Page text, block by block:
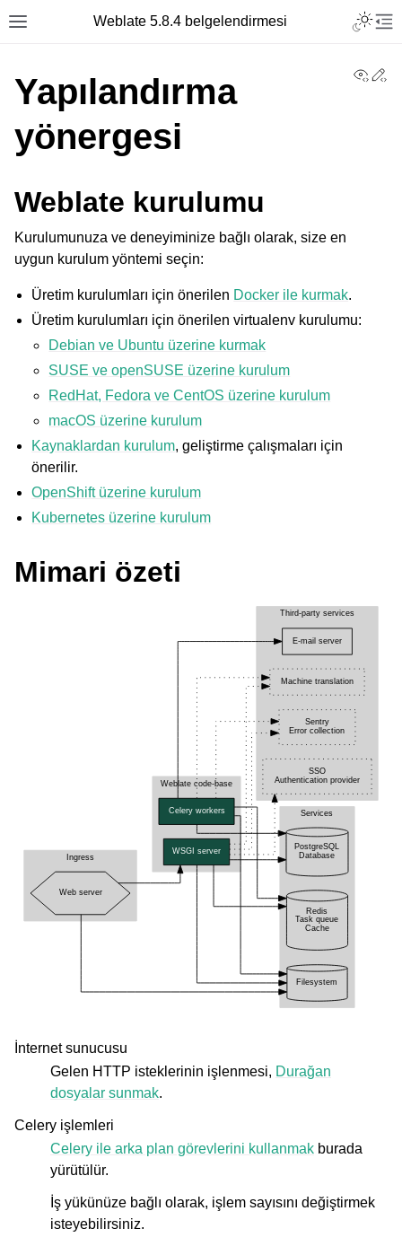
Toggle site navigation sidebar
Weblate 5.8.4 belgelendirmesi Toggle
navigation of Desteklenen dosya biçimleri
navigation of Yapılandırma yönergesi
Yapılandırma
yönergesi
Weblate kurulumu
Kurulumunuza ve deneyiminize bağlı olarak, size en
uygun kurulum yöntemi seçin:
Üretim kurulumları için önerilen Docker ile kurmak.
Üretim kurulumları için önerilen virtualenv kurulumu:
Debian ve Ubuntu üzerine kurmak
SUSE ve openSUSE üzerine kurulum
RedHat, Fedora ve CentOS üzerine kurulum
macOS üzerine kurulum
Kaynaklardan kurulum, geliştirme çalışmaları için
önerilir.
OpenShift üzerine kurulum
Kubernetes üzerine kurulum
Mimari özeti
İnternet sunucusu
Gelen HTTP isteklerinin işlenmesi, Durağan
dosyalar sunmak.
Celery işlemleri
Celery ile arka plan görevlerini kullanmak burada
yürütülür.
İş yükünüze bağlı olarak, işlem sayısını değiştirmek
isteyebilirsiniz.